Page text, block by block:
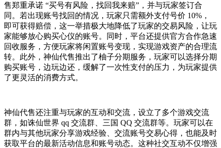
售郑重承诺 “买号有风险，找回我来赔”，并与玩家签订合
同。若出现账号找回的情况，玩家只需额外支付号价 10%，
即可获得赔偿，这一举措极大地降低了玩家的交易风险，让玩
家能够放心购买心仪的账号。同时，平台还提供官方合作急速
回收服务，方便玩家将闲置账号变现，实现游戏资产的合理流
转。此外，神仙代售推出了柚子分期服务，玩家可以选择分期
购买账号，边玩边还，缓解了一次性支付的压力，为玩家提供
了更灵活的消费方式。
神仙代售还注重与玩家的互动和交流，设立了多个游戏交流
群，如诛仙世界 qq 交流群、三国 QQ 交流群等。玩家可以在
群内与其他玩家分享游戏经验、交流账号交易心得，也能及时
获取平台的最新活动信息和账号动态。这种社交互动不仅增强